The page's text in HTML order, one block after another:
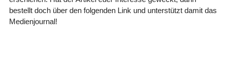
bestellt doch über den folgenden Link und unterstützt damit das
Medienjournal!